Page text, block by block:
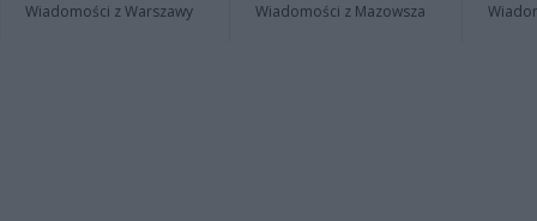
Wiadomości z Warszawy Wiadomości z Mazowsza